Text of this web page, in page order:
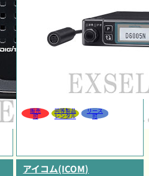
販売
可
同等製品
レンタル
リース
可
アイコム(ICOM)